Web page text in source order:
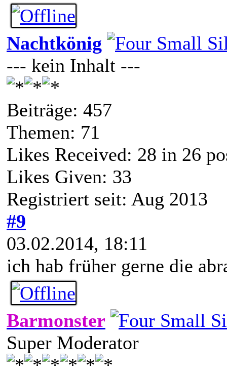
Nachtkönig
--- kein Inhalt ---
Beiträge: 457
Themen: 71
Likes Received: 28 in 26
Likes Given: 33
Registriert seit: Aug 2013
#9
03.02.2014, 18:11
ich hab früher gerne die
Barmonster
Super Moderator